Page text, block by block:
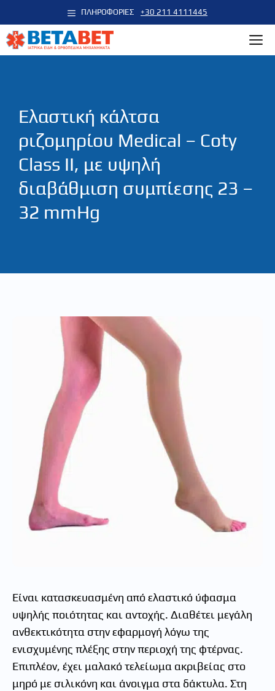
σε
περιεχόμενο
+30 211 4111445
ΠΛΗΡΟΦΟΡΙΕΣ
Ελαστική κάλτσα
ριζομηρίου Medical – Coty
Class ΙI, με υψηλή
διαβάθμιση συμπίεσης 23 –
32 mmHg
Είναι κατασκευασμένη από ελαστικό ύφασμα
υψηλής ποιότητας και αντοχής. Διαθέτει μεγάλη
ανθεκτικότητα στην εφαρμογή λόγω της
ενισχυμένης πλέξης στην περιοχή της φτέρνας.
Επιπλέον, έχει μαλακό τελείωμα ακριβείας στο
μηρό με σιλικόνη και άνοιγμα στα δάκτυλα. Στη